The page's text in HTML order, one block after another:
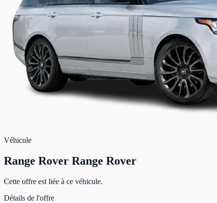
Véhicule
Range Rover Range Rover
Cette offre est liée à ce véhicule.
Détails de l'offre